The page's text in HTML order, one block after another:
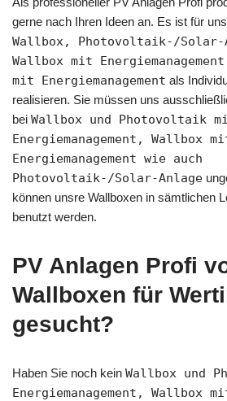
gerne nach Ihren Ideen an. Es ist für
Wallbox, Photovoltaik-/Solar-
Wallbox mit
mit Energiemanagement als
realisieren. Sie müssen uns
bei Wallbox und Photovoltaik
Energiemanagement, Wallbox
Energiemanagement wie auch
Photovoltaik-/Solar-Anlage
können unsre Wallboxen in sämtlichen
benutzt werden.
PV Anlagen Profi
Wallboxen für
gesucht?
Haben Sie noch kein Wallbox und
Energiemanagement, Wallbox